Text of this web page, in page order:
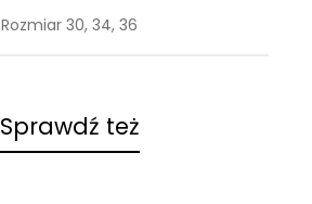
Rozmiar 30, 34, 36
Sprawdź też